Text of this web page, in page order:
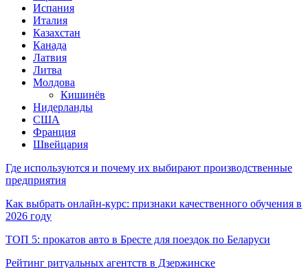
Испания
Италия
Казахстан
Канада
Латвия
Литва
Молдова
Кишинёв
Нидерланды
США
Франция
Швейцария
Где используются и почему их выбирают производственные
предприятия
Как выбрать онлайн-курс: признаки качественного обучения в
2026 году
ТОП 5: прокатов авто в Бресте для поездок по Беларуси
Рейтинг ритуальных агентств в Дзержинске